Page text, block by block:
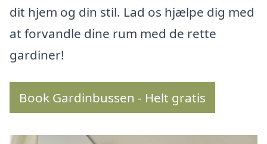
dit hjem og din stil. Lad os hjælpe dig med
at forvandle dine rum med de rette
gardiner!
Book Gardinbussen - Helt gratis